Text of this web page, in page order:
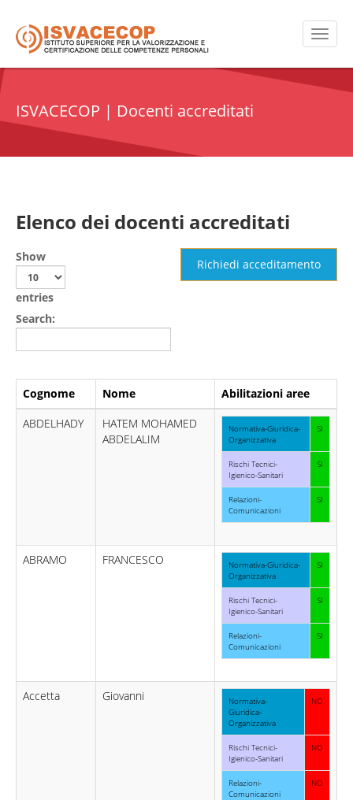
ISVACECOP | Docenti accreditati
Elenco dei docenti accreditati
Richiedi acceditamento
Show
entries
Search:
Cognome Nome
Abilitazioni aree
ABDELHADY
HATEM MOHAMED
ABDELALIM
Normativa-Giuridica-
Organizzativa
SI
Rischi Tecnici-
Igienico-Sanitari
SI
Relazioni-
Comunicazioni
SI
ABRAMO FRANCESCO
Normativa-Giuridica-
Organizzativa
SI
Rischi Tecnici-
Igienico-Sanitari
SI
Relazioni-
Comunicazioni
SI
Accetta Giovanni
Normativa-
Giuridica-
Organizzativa
NO
Rischi Tecnici-
Igienico-Sanitari
NO
Relazioni-
Comunicazioni
NO